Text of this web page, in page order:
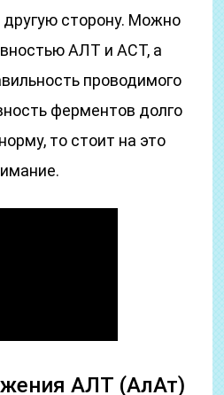
сторону. Можно
АЛТ и АСТ, а
проводимого
ферментов долго
то стоит на это
АЛТ (АлАт)